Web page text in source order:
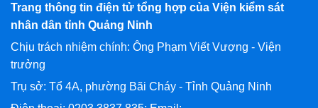
Trang thông tin điện tử tổng hợp của Viện kiểm sát
nhân dân tỉnh Quảng Ninh
Chịu trách nhiệm chính: Ông Phạm Viết Vượng - Viện
trưởng
Trụ sở: Tổ 4A, phường Bãi Cháy - Tỉnh Quảng Ninh